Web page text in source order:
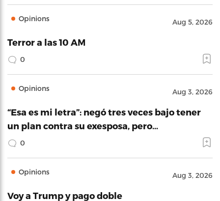
Opinions Aug 5, 2026
Terror a las 10 AM
0
Opinions Aug 3, 2026
“Esa es mi letra”: negó tres veces bajo tener
un plan contra su exesposa, pero…
0
Opinions Aug 3, 2026
Voy a Trump y pago doble